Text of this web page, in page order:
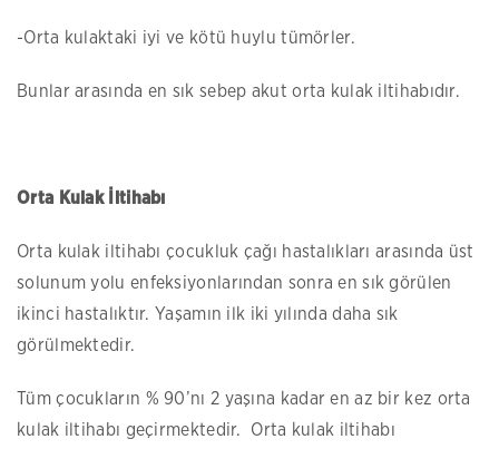
-Orta kulaktaki iyi ve kötü huylu tümörler.
Bunlar arasında en sık sebep akut orta kulak iltihabıdır.
Orta Kulak İltihabı
Orta kulak iltihabı çocukluk çağı hastalıkları arasında üst
solunum yolu enfeksiyonlarından sonra en sık görülen
ikinci hastalıktır. Yaşamın ilk iki yılında daha sık
görülmektedir.
Tüm çocukların % 90’nı 2 yaşına kadar en az bir kez orta
kulak iltihabı geçirmektedir. Orta kulak iltihabı